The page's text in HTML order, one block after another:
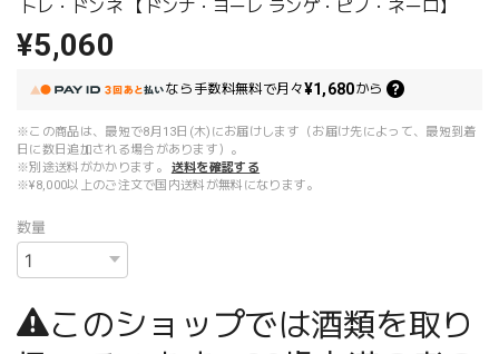
トレ・ドンネ 【ドンナ・ヨーレ ランゲ・ピノ・ネーロ】
¥5,060
なら 手数料無料で月々¥1,680から
※この商品は、最短で8月13日(木)にお届けします（お届け先によって、最短到着
日に数日追加される場合があります）。
※別途送料がかかります。
送料を確認する
※¥8,000以上のご注文で国内送料が無料になります。
数量
このショップでは酒類を取り